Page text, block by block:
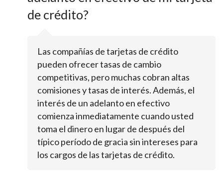
de crédito?
Las compañías de tarjetas de crédito
pueden ofrecer tasas de cambio
competitivas, pero muchas cobran altas
comisiones y tasas de interés. Además, el
interés de un adelanto en efectivo
comienza inmediatamente cuando usted
toma el dinero en lugar de después del
típico período de gracia sin intereses para
los cargos de las tarjetas de crédito.